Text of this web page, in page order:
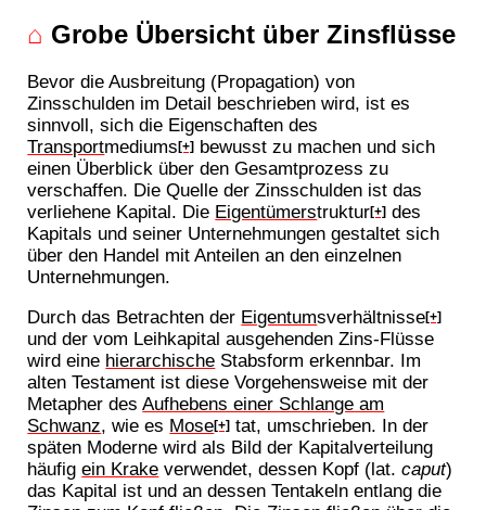
⌂ Grobe Übersicht über Zinsflüsse
Bevor die Ausbreitung (Propagation) von
Zinsschulden im Detail beschrieben wird, ist es
sinnvoll, sich die Eigenschaften des
Transportmediums[+] bewusst zu machen und sich
einen Überblick über den Gesamtprozess zu
verschaffen. Die Quelle der Zinsschulden ist das
verliehene Kapital. Die Eigentümerstruktur[+] des
Kapitals und seiner Unternehmungen gestaltet sich
über den Handel mit Anteilen an den einzelnen
Unternehmungen.
Durch das Betrachten der Eigentumsverhältnisse[+]
und der vom Leihkapital ausgehenden Zins-Flüsse
wird eine hierarchische Stabsform erkennbar. Im
alten Testament ist diese Vorgehensweise mit der
Metapher desAufhebens einer Schlange am
Schwanz, wie es Mose[+] tat, umschrieben. In der
späten Moderne wird als Bild der Kapitalverteilung
häufigein Krake verwendet, dessen Kopf (lat.caput)
das Kapital ist und an dessen Tentakeln entlang die